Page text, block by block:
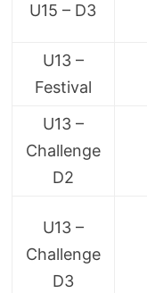
U15 – D3
U13 –
Festival
U13 –
Challenge
D2
U13 –
Challenge
D3